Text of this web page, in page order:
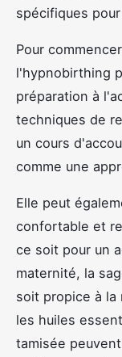
spécifiques
Pour
l'hypnobirthing
préparation à
techniques de
un cours
comme une
Elle peut
confortable et
ce soit pour un
maternité, la
soit propice à la
les huiles
tamisée